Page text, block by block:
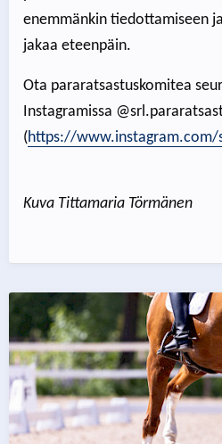
enemmänkin tiedottamiseen
jakaa eteenpäin.
Ota pararatsastuskomitea
Instagramissa
(https://
Kuva Tittamaria Törmänen